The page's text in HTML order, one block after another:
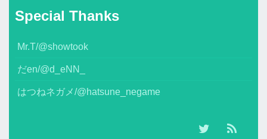
Special Thanks
Mr.T/@showtook
だen/@d_eNN_
はつねネガメ/@hatsune_negame